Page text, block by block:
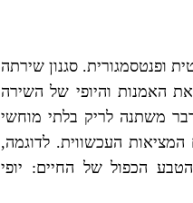
ופנטסמגורית. סגנון שירתה
האמנות והיופי של השירה
משתנה לריק בלתי מוחשי
העכשווית. לדוגמה,
הכפול של החיים: יופי